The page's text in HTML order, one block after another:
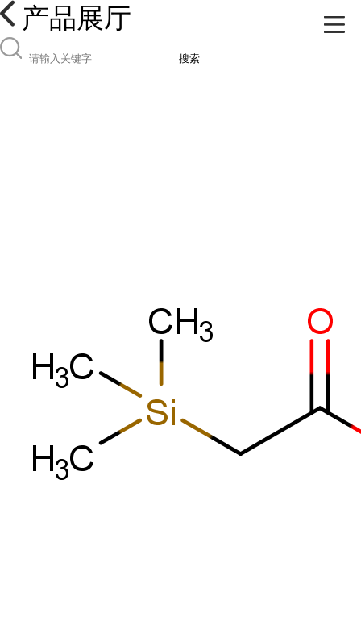
产品展厅
搜索